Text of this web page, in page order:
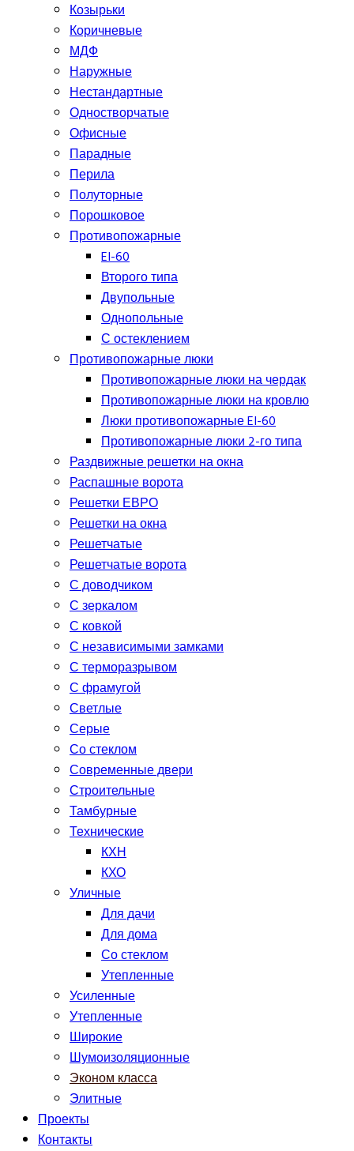
Козырьки
Коричневые
МДФ
Наружные
Нестандартные
Одностворчатые
Офисные
Парадные
Перила
Полуторные
Порошковое
Противопожарные
EI-60
Второго типа
Двупольные
Однопольные
С остеклением
Противопожарные люки
Противопожарные люки на чердак
Противопожарные люки на кровлю
Люки противопожарные EI-60
Противопожарные люки 2-го типа
Раздвижные решетки на окна
Распашные ворота
Решетки ЕВРО
Решетки на окна
Решетчатые
Решетчатые ворота
С доводчиком
С зеркалом
С ковкой
С независимыми замками
С терморазрывом
С фрамугой
Светлые
Серые
Со стеклом
Современные двери
Строительные
Тамбурные
Технические
КХН
КХО
Уличные
Для дачи
Для дома
Со стеклом
Утепленные
Усиленные
Утепленные
Широкие
Шумоизоляционные
Эконом класса
Элитные
Проекты
Контакты